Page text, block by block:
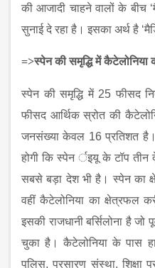
की आजादी चाहने वालों के बीच
सुनाई दे रहा है। इसका अर्थ है
=>स्‍पेन की समृद्धि में कैटेलोनिया
स्पेन की समृद्धि में 25 फीसद
फीसद आर्थिक स्रोत की
जनसंख्या केवल 16 प्रतिशत है।
होगी कि स्‍पेन र्इयू के टॉप तीन
सबसे बड़ा देश भी है। स्‍पेन का
वहीं कैटेलोनिया का क्षेत्रफल
इसकी राजधानी बर्सिलोना है
चुका है। कैटेलोनिया के पास
पुलिस, प्रसारण संस्था, शिक्षा